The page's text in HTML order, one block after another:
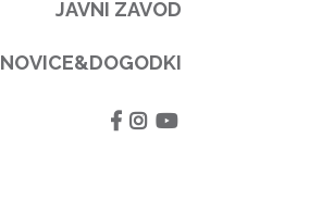
JAVNI ZAVOD
NOVICE&DOGODKI